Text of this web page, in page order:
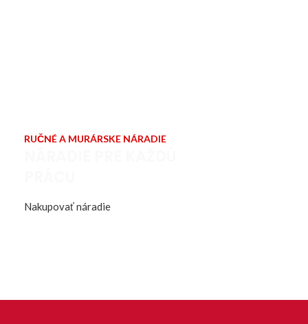
RUČNÉ A MURÁRSKE NÁRADIE
Nakupovať náradie